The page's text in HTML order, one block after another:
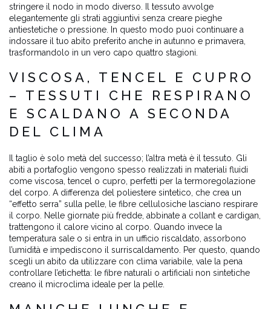
stringere il nodo in modo diverso. Il tessuto avvolge
elegantemente gli strati aggiuntivi senza creare pieghe
antiestetiche o pressione. In questo modo puoi continuare a
indossare il tuo abito preferito anche in autunno e primavera,
trasformandolo in un vero capo quattro stagioni.
VISCOSA, TENCEL E CUPRO
– TESSUTI CHE RESPIRANO
E SCALDANO A SECONDA
DEL CLIMA
Il taglio è solo metà del successo; l’altra metà è il tessuto. Gli
abiti a portafoglio vengono spesso realizzati in materiali fluidi
come viscosa, tencel o cupro, perfetti per la termoregolazione
del corpo. A differenza del poliestere sintetico, che crea un
“effetto serra” sulla pelle, le fibre cellulosiche lasciano respirare
il corpo. Nelle giornate più fredde, abbinate a collant e cardigan,
trattengono il calore vicino al corpo. Quando invece la
temperatura sale o si entra in un ufficio riscaldato, assorbono
l’umidità e impediscono il surriscaldamento. Per questo, quando
scegli un abito da utilizzare con clima variabile, vale la pena
controllare l’etichetta: le fibre naturali o artificiali non sintetiche
creano il microclima ideale per la pelle.